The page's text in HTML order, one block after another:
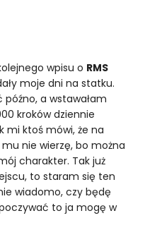
wpisu o RMS
moje dni na statku.
późno, a wstawałam
kroków dziennie
mi ktoś mówi, że na
nie wierzę, bo można
charakter. Tak już
to staram się ten
wiadomo, czy będę
to ja mogę w